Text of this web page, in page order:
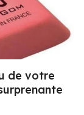
de votre